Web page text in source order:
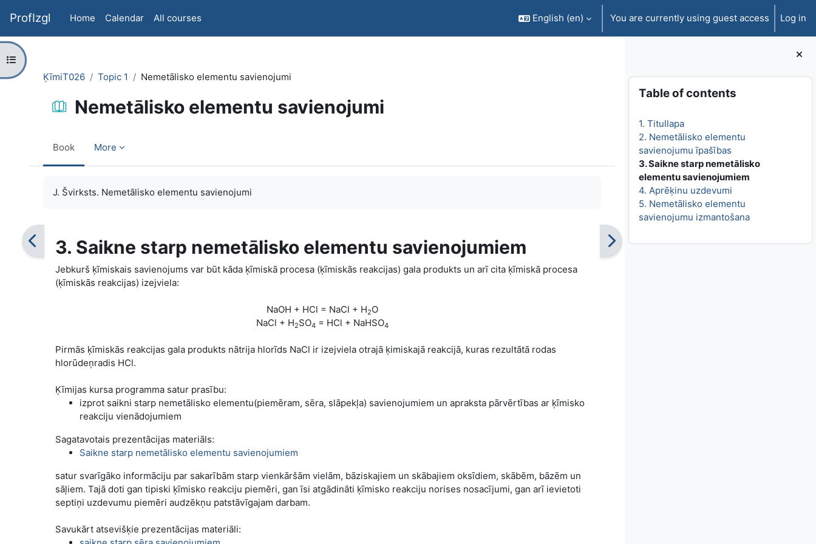
ProfIzgl Home Calendar All courses English ‎(en)‎ You are currently using guest access Log in
Blocks
Skip Table of contents
Table of contents
1. Titullapa
2. Nemetālisko elementu
savienojumu īpašības
3. Saikne starp nemetālisko
elementu savienojumiem
4. Aprēķinu uzdevumi
5. Nemetālisko elementu
savienojumu izmantošana
Open course index
ĶīmiT026
Topic 1 Nemetālisko elementu savienojumi
Nemetālisko elementu savienojumi
Book More
J. Švirksts. Nemetālisko elementu savienojumi
3. Saikne starp nemetālisko elementu savienojumiem
Jebkurš ķīmiskais savienojums var būt kāda ķīmiskā procesa (ķīmiskās reakcijas) gala produkts un arī cita ķīmiskā procesa
(ķīmiskās reakcijas) izejviela:
NaOH + HCl = NaCl + H2O
NaCl + H2SO4 = HCl + NaHSO4
Pirmās ķīmiskās reakcijas gala produkts nātrija hlorīds NaCl ir izejviela otrajā ķimiskajā reakcijā, kuras rezultātā rodas
hlorūdeņradis HCl.
Ķīmijas kursa programma satur prasību:
izprot saikni starp nemetālisko elementu(piemēram, sēra, slāpekļa) savienojumiem un apraksta pārvērtības ar ķīmisko
reakciju vienādojumiem
Sagatavotais prezentācijas materiāls:
Saikne starp nemetālisko elementu savienojumiem
satur svarīgāko informāciju par sakarībām starp vienkāršām vielām, bāziskajiem un skābajiem oksīdiem, skābēm, bāzēm un
sāļiem. Tajā doti gan tipiski ķīmisko reakciju piemēri, gan īsi atgādināti ķīmisko reakciju norises nosacījumi, gan arī ievietoti
septiņi uzdevumu piemēri audzēkņu patstāvīgajam darbam.
Savukārt atsevišķie prezentācijas materiāli: